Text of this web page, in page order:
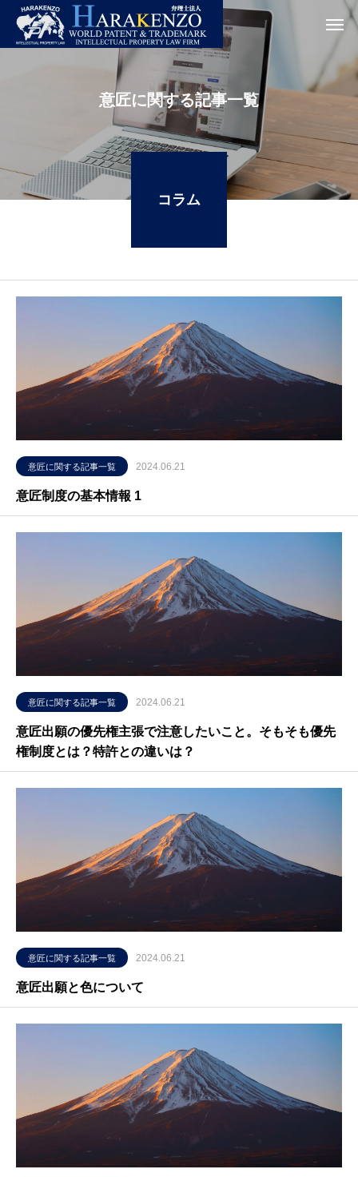
意匠に関する記事一覧
コラム
意匠に関する記事一覧 2024.06.21
意匠制度の基本情報 1
意匠に関する記事一覧 2024.06.21
意匠出願の優先権主張で注意したいこと。そもそも優先
権制度とは？特許との違いは？
意匠に関する記事一覧 2024.06.21
意匠出願と色について